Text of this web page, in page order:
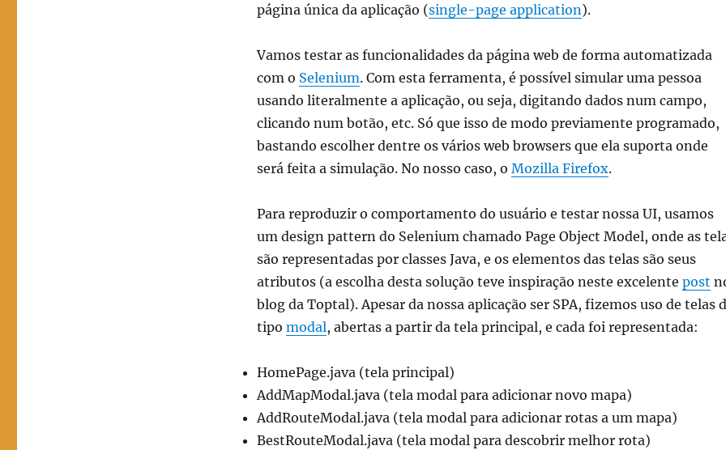
página única da aplicação (single-page application).
Vamos testar as funcionalidades da página web de forma automatizada
com o Selenium. Com esta ferramenta, é possível simular uma pessoa
usando literalmente a aplicação, ou seja, digitando dados num campo,
clicando num botão, etc. Só que isso de modo previamente programado,
bastando escolher dentre os vários web browsers que ela suporta onde
será feita a simulação. No nosso caso, o Mozilla Firefox.
Para reproduzir o comportamento do usuário e testar nossa UI, usamos
um design pattern do Selenium chamado Page Object Model, onde as
são representadas por classes Java, e os elementos das telas são seus
atributos (a escolha desta solução teve inspiração neste excelente post
blog da Toptal). Apesar da nossa aplicação ser SPA, fizemos uso de telas
tipo modal, abertas a partir da tela principal, e cada foi representada:
HomePage.java (tela principal)
AddMapModal.java (tela modal para adicionar novo mapa)
AddRouteModal.java (tela modal para adicionar rotas a um mapa)
BestRouteModal.java (tela modal para descobrir melhor rota)